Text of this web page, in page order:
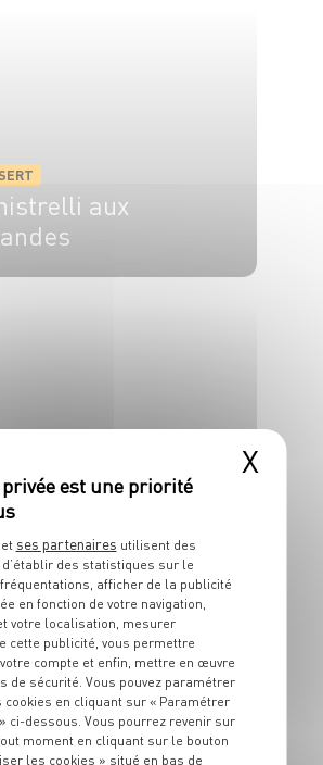
aux
tout choco
1h 30 min
X
ses partenaires utilisent des
des statistiques sur le
afficher de la publicité
en fonction de votre navigation,
votre localisation, mesurer
cette publicité, vous permettre
votre compte et enfin, mettre en œuvre
de sécurité. Vous pouvez paramétrer
cookies en cliquant sur « Paramétrer
ci-dessous. Vous pourrez revenir sur
moment en cliquant sur le bouton
les cookies » situé en bas de